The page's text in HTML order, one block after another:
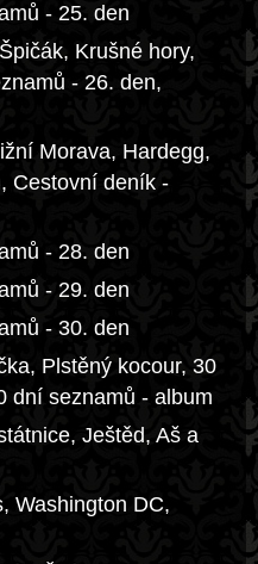
- 25. den
Krušné hory,
- 26. den,
Morava, Hardegg,
Cestovní deník -
- 28. den
- 29. den
- 30. den
Plstěný kocour, 30
dní seznamů - album
Ještěd, Aš a
Washington DC,